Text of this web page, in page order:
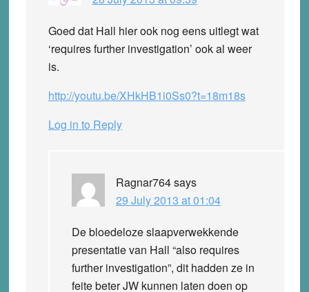
Goed dat Hall hier ook nog eens uitlegt wat
‘requires further investigation’ ook al weer
is.
http://youtu.be/XHkHB1i0Ss0?t=18m18s
Log in to Reply
Ragnar764says
29 July 2013 at 01:04
De bloedeloze slaapverwekkende
presentatie van Hall “also requires
further investigation”, dit hadden ze in
feite beter JW kunnen laten doen op